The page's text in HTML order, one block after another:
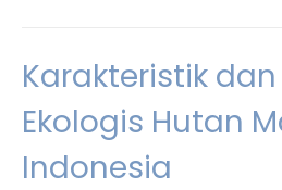
Karakteristik
Ekologis Hutan
Indonesia